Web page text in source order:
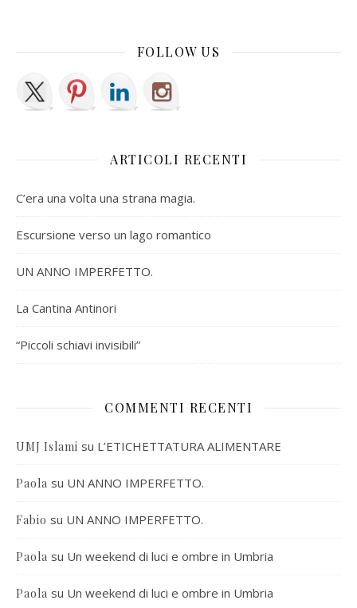
FOLLOW US
ARTICOLI RECENTI
C’era una volta una strana magia.
Escursione verso un lago romantico
UN ANNO IMPERFETTO.
La Cantina Antinori
“Piccoli schiavi invisibili”
COMMENTI RECENTI
UMJ Islami su L’ETICHETTATURA ALIMENTARE
Paola su UN ANNO IMPERFETTO.
Fabio su UN ANNO IMPERFETTO.
Paola su Un weekend di luci e ombre in Umbria
Paola su Un weekend di luci e ombre in Umbria